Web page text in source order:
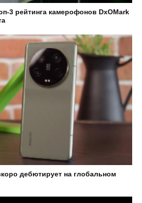
3 рейтинга камерофонов DxOMark
дебютирует на глобальном